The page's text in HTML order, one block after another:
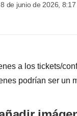
8 de junio de 2026, 8:17
a los tickets/
podrían ser un